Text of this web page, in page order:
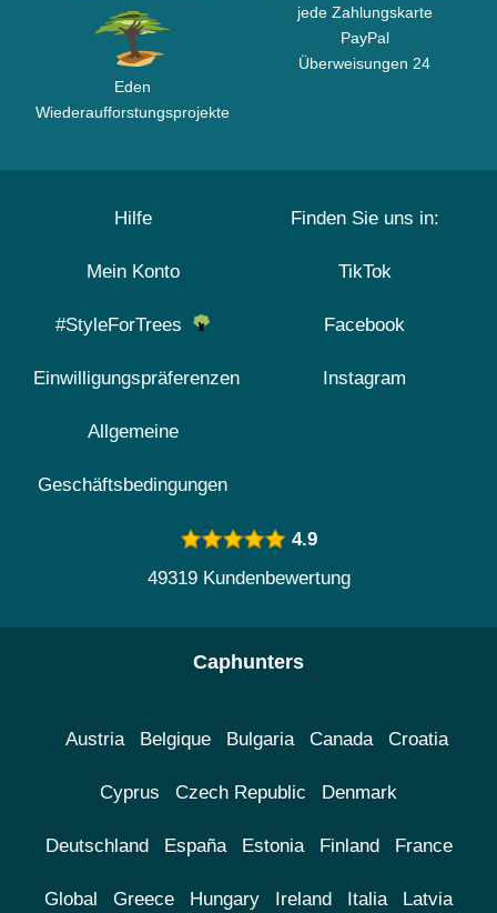
Eden
Wiederaufforstungsprojekte
jede Zahlungskarte
PayPal
Überweisungen 24
Hilfe
Mein Konto
#StyleForTrees
Einwilligungspräferenzen
Allgemeine
Geschäftsbedingungen
Finden Sie uns in:
TikTok
Facebook
Instagram
4.9
49319 Kundenbewertung
Caphunters
Austria Belgique Bulgaria Canada Croatia
Cyprus Czech Republic Denmark
Deutschland España Estonia Finland France
Global Greece Hungary Ireland Italia Latvia